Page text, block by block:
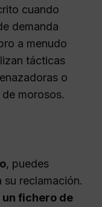
cuando
demanda
a menudo
tácticas
o
morosos.
, puedes
reclamación.
fichero de